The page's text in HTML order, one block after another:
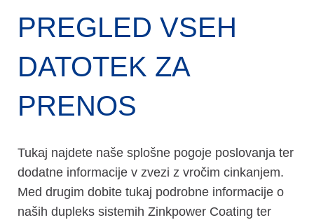
PREGLED VSEH
DATOTEK ZA
PRENOS
Tukaj najdete naše splošne pogoje poslovanja ter
dodatne informacije v zvezi z vročim cinkanjem.
Med drugim dobite tukaj podrobne informacije o
naših dupleks sistemih Zinkpower Coating ter